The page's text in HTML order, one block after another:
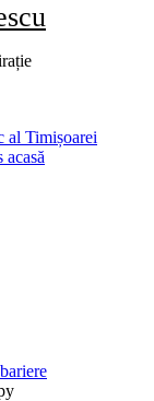
al Timișoarei